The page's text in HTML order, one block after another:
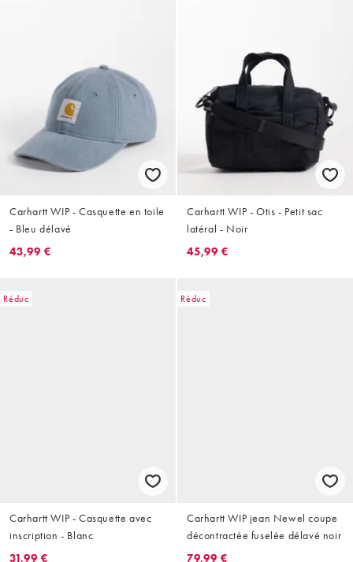
Carhartt WIP - Casquette en toile
- Bleu délavé
43,99 €
Carhartt WIP - Otis - Petit sac
latéral - Noir
45,99 €
Réduc
Carhartt WIP - Casquette avec
inscription - Blanc
31,99 €
Réduc
Carhartt WIP jean Newel coupe
décontractée fuselée délavé noir
79,99 €